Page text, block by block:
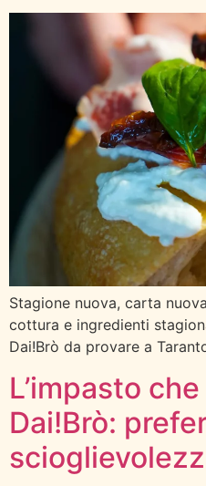
Stagione nuova, carta
cottura e ingredienti
Dai!Brò da provare a
L’impasto
Dai!Brò: